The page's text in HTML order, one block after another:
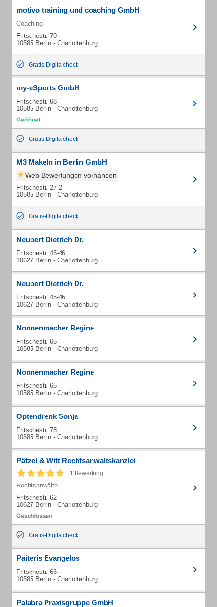
motivo training und coaching GmbH
Coaching
Fritschestr. 70
10585 Berlin - Charlottenburg
Gratis-Digitalcheck
my-eSports GmbH
Fritschestr. 68
10585 Berlin - Charlottenburg
Gratis-Digitalcheck
M3 Makeln in Berlin GmbH
Web Bewertungen vorhanden
Fritschestr. 27-2
10585 Berlin - Charlottenburg
Gratis-Digitalcheck
Neubert Dietrich Dr.
Fritschestr. 45-46
10627 Berlin - Charlottenburg
Neubert Dietrich Dr.
Fritschestr. 45-46
10627 Berlin - Charlottenburg
Nonnenmacher Regine
Fritschestr. 65
10585 Berlin - Charlottenburg
Nonnenmacher Regine
Fritschestr. 65
10585 Berlin - Charlottenburg
Optendrenk Sonja
Fritschestr. 78
10585 Berlin - Charlottenburg
Pätzel & Witt Rechtsanwaltskanzlei
1 Bewertung
Rechtsanwälte
Fritschestr. 62
10627 Berlin - Charlottenburg
Gratis-Digitalcheck
Paiteris Evangelos
Fritschestr. 66
10585 Berlin - Charlottenburg
Palabra Praxisgruppe GmbH